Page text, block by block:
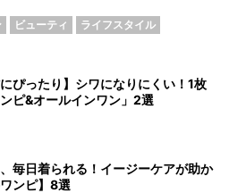
ビューティ ライフスタイル
にぴったり】シワになりにくい！1枚
ピ&オールインワン」2選
毎日着られる！イージーケアが助か
ンピ】8選